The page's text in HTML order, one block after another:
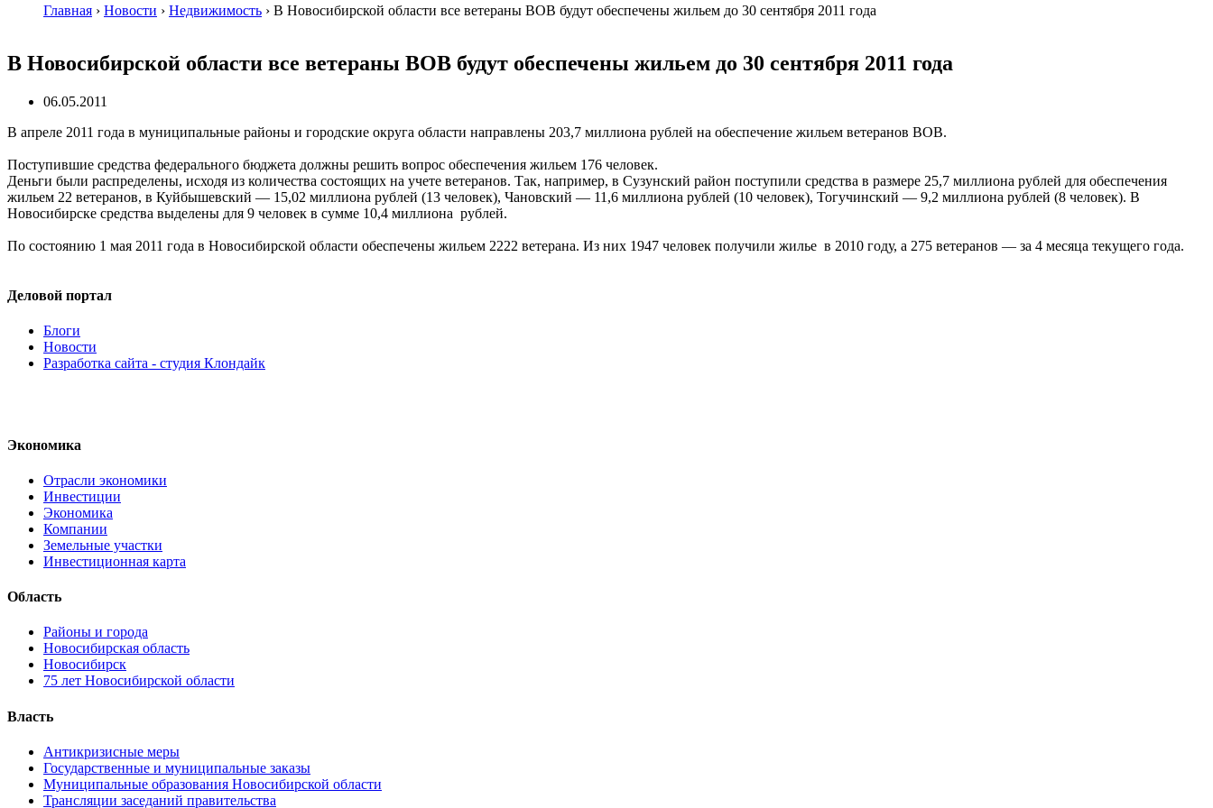
Главная › Новости › Недвижимость › В Новосибирской области все ветераны ВОВ будут обеспечены жильем до 30 сентября 2011 года
В Новосибирской области все ветераны ВОВ будут обеспечены жильем до 30 сентября 2011 года
06.05.2011
В апреле 2011 года в муниципальные районы и городские округа области направлены 203,7 миллиона рублей на обеспечение жильем ветеранов ВОВ.
Поступившие средства федерального бюджета должны решить вопрос обеспечения жильем 176 человек.
Деньги были распределены, исходя из количества состоящих на учете ветеранов. Так, например, в Сузунский район поступили средства в размере 25,7 миллиона рублей для обеспечения
жильем 22 ветеранов, в Куйбышевский — 15,02 миллиона рублей (13 человек), Чановский — 11,6 миллиона рублей (10 человек), Тогучинский — 9,2 миллиона рублей (8 человек). В
Новосибирске средства выделены для 9 человек в сумме 10,4 миллиона рублей.
По состоянию 1 мая 2011 года в Новосибирской области обеспечены жильем 2222 ветерана. Из них 1947 человек получили жилье в 2010 году, а 275 ветеранов — за 4 месяца текущего года.
Деловой портал
Блоги
Новости
Разработка сайта - студия Клондайк
Экономика
Отрасли экономики
Инвестиции
Экономика
Компании
Земельные участки
Инвестиционная карта
Область
Районы и города
Новосибирская область
Новосибирск
75 лет Новосибирской области
Власть
Антикризисные меры
Государственные и муниципальные заказы
Муниципальные образования Новосибирской области
Трансляции заседаний правительства